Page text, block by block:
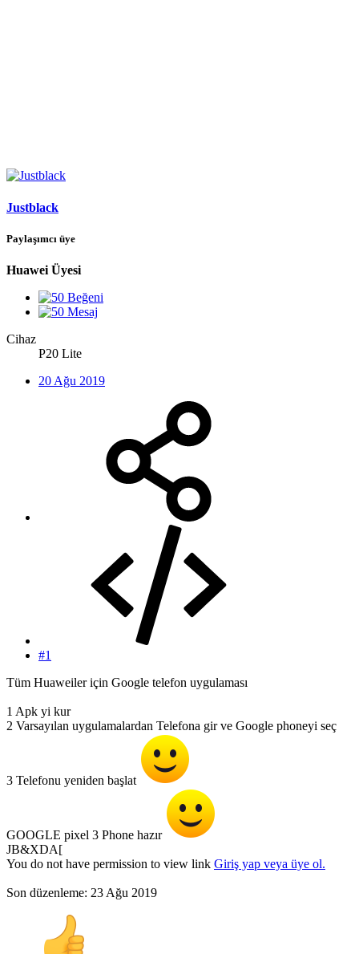
Justblack
Paylaşımcı üye
Huawei Üyesi
Cihaz
P20 Lite
20 Ağu 2019
#1
Tüm Huaweiler için Google telefon uygulaması
1 Apk yi kur
2 Varsayılan uygulamalardan Telefona gir ve Google phoneyi seç
3 Telefonu yeniden başlat
GOOGLE pixel 3 Phone hazır
JB&XDA[
You do not have permission to view link Giriş yap veya üye ol.
Son düzenleme: 23 Ağu 2019